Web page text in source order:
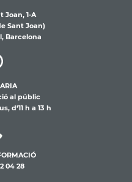
Joan, 1-A
Sant Joan)
Barcelona
al públic
d’11 h a 13 h
04 28